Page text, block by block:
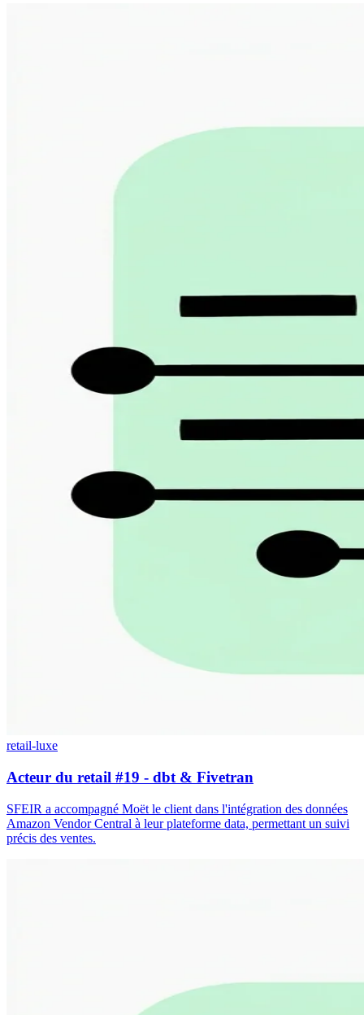
retail-luxe
Acteur du retail #19 - dbt & Fivetran
SFEIR a accompagné Moët le client dans l'intégration des données
Amazon Vendor Central à leur plateforme data, permettant un suivi
précis des ventes.